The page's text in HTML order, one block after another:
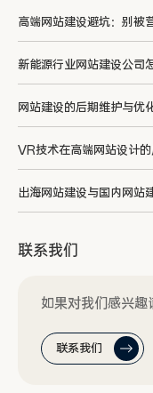
高端网站建设避坑：别被
新能源行业网站建设公司
网站建设的后期维护与优
VR技术在高端网站设计的
出海网站建设与国内网站
联系我们
如果对我们感兴趣
联系我们